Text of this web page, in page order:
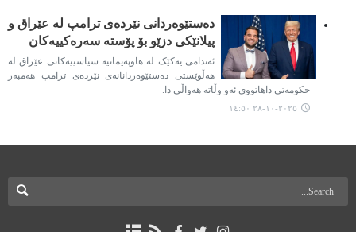
دەستێوەردانی نێردەی ترامپ لە عێراق و
پیلانێکی دزێو بۆ پۆستە سەرەکییەکان
ئەندامی یەکێک لە هاوپەیمانیە سیاسییەکانی عێراق لە
هەڵوێستی دەستێوەردانانەی نێردەی ترامپ هەمبەر
حکومەتی داهاتووی ئەو وڵاتە هەواڵی دا.
٢٠٢٥-١٠-٢٨ ١٤:٥٠